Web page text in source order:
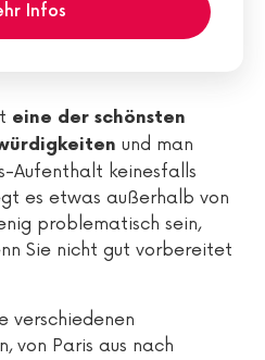
Infos
eine der schönsten
und man
Aufenthalt keinesfalls
es etwas außerhalb von
problematisch sein,
Sie nicht gut vorbereitet
verschiedenen
von Paris aus nach